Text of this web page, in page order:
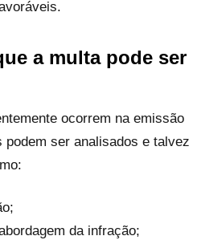
a multa pode ser
ocorrem na emissão
ser analisados e talvez
da infração;